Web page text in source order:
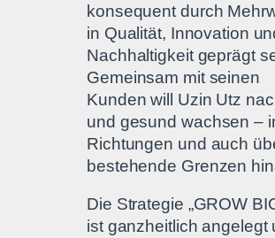
konsequent durch
in Qualität, Innovation
Nachhaltigkeit geprägt
Gemeinsam mit seinen
Kunden will Uzin Utz
und gesund wachsen –
Richtungen und auch
bestehende Grenzen
Die Strategie „GROW
ist ganzheitlich angelegt